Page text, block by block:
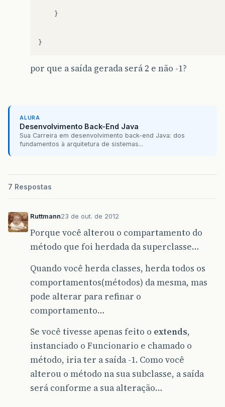
}
}
por que a saída gerada será 2 e não -1?
ALURA
Desenvolvimento Back-End Java
Sua Carreira em desenvolvimento back-end Java: dos
fundamentos à arquitetura de sistemas...
7 Respostas
Ruttmann23 de out. de 2012
Porque você alterou o compartamento do
método que foi herdada da superclasse…
Quando você herda classes, herda todos os
comportamentos(métodos) da mesma, mas
pode alterar para refinar o
comportamento…
Se você tivesse apenas feito o extends,
instanciado o Funcionario e chamado o
método, iria ter a saída -1. Como você
alterou o método na sua subclasse, a saída
será conforme a sua alteração…